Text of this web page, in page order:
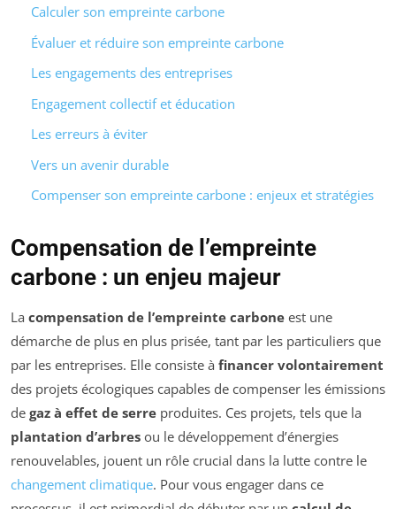
Calculer son empreinte carbone
Évaluer et réduire son empreinte carbone
Les engagements des entreprises
Engagement collectif et éducation
Les erreurs à éviter
Vers un avenir durable
Compenser son empreinte carbone : enjeux et stratégies
Compensation de l’empreinte
carbone : un enjeu majeur
La compensation de l’empreinte carbone est une
démarche de plus en plus prisée, tant par les particuliers que
par les entreprises. Elle consiste à financer volontairement
des projets écologiques capables de compenser les émissions
de gaz à effet de serre produites. Ces projets, tels que la
plantation d’arbres ou le développement d’énergies
renouvelables, jouent un rôle crucial dans la lutte contre le
changement climatique. Pour vous engager dans ce